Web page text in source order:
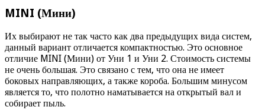
MINI (Мини)
Их выбирают не так часто как два предыдущих вида систем,
данный вариант отличается компактностью. Это основное
отличие MINI (Мини) от Уни 1 и Уни 2. Стоимость системы
не очень большая. Это связано с тем, что она не имеет
боковых направляющих, а также короба. Большим минусом
является то, что полотно наматывается на открытый вал и
собирает пыль.